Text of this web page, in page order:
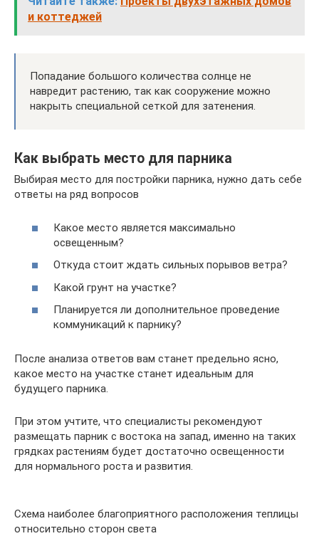
и коттеджей
Попадание большого количества солнце не
навредит растению, так как сооружение можно
накрыть специальной сеткой для затенения.
Как выбрать место для парника
Выбирая место для постройки парника, нужно дать себе
ответы на ряд вопросов
Какое место является максимально
освещенным?
Откуда стоит ждать сильных порывов ветра?
Какой грунт на участке?
Планируется ли дополнительное проведение
коммуникаций к парнику?
После анализа ответов вам станет предельно ясно,
какое место на участке станет идеальным для
будущего парника.
При этом учтите, что специалисты рекомендуют
размещать парник с востока на запад, именно на таких
грядках растениям будет достаточно освещенности
для нормального роста и развития.
Схема наиболее благоприятного расположения теплицы
относительно сторон света